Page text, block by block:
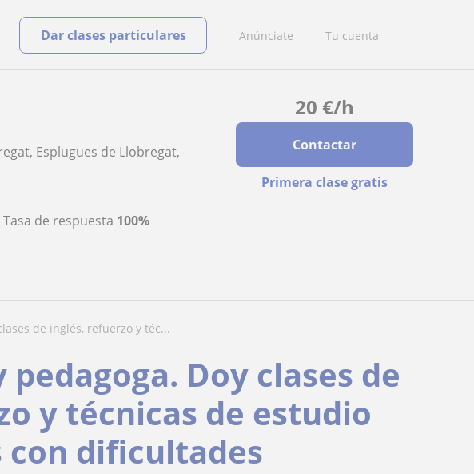
Anúnciate Tu cuenta
Dar clases particulares
20 €/h
Contactar
Primera clase gratis
Esplugues de Llobregat,
Tasa de respuesta 100%
de inglés, refuerzo y téc...
Doy clases de
y técnicas de estudio
con dificultades